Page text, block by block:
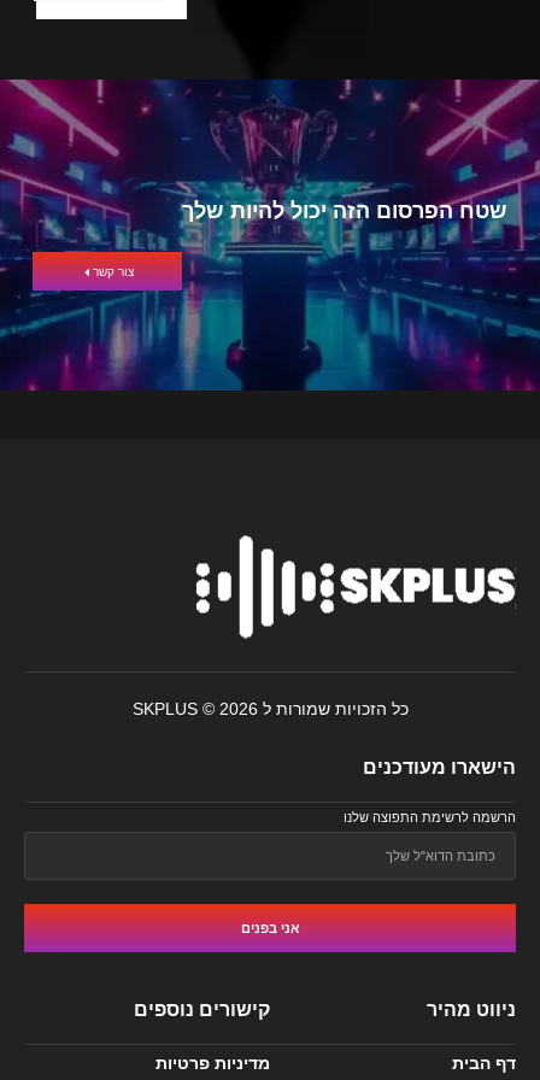
שטח הפרסום הזה יכול להיות שלך
צור קשר
הישארו מעודכנים
הרשמה לרשימת התפוצה שלנו
אני בפנים
ניווט מהיר
דף הבית
קישורים נוספים
מדיניות פרטיות
כל הזכויות שמורות ל SKPLUS © 2026